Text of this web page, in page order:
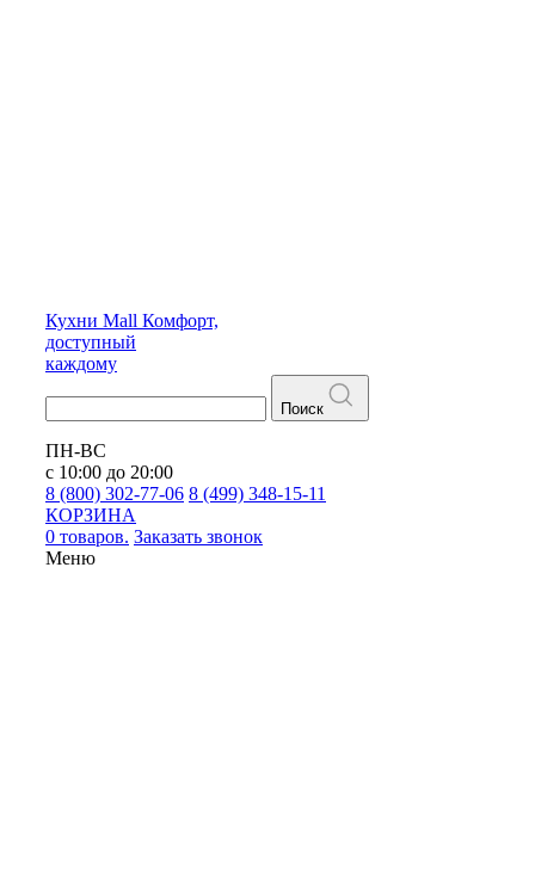
Кухни Mall Комфорт,
доступный
каждому
Поиск
ПН-ВС
с 10:00 до 20:00
8 (800) 302-77-06 8 (499) 348-15-11
КОРЗИНА
0 товаров. Заказать звонок
Меню